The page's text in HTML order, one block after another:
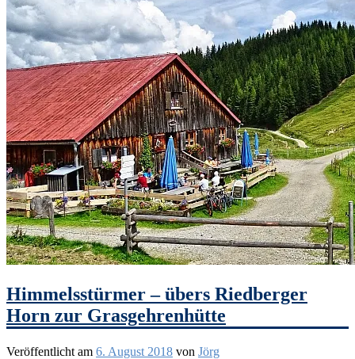
Himmelsstürmer – übers Riedberger
Horn zur Grasgehrenhütte
Veröffentlicht am 6. August 2018 von Jörg